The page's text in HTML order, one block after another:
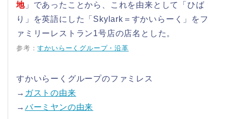
地」であったことから、これを由来として「ひば
り」を英語にした「Skylark＝すかいらーく」をフ
ァミリーレストラン1号店の店名とした。
参考：すかいらーくグループ・沿革
すかいらーくグループのファミレス
→ ガストの由来
→ バーミヤンの由来